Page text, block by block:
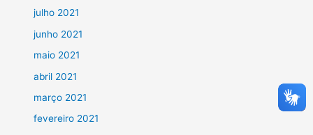
julho 2021
junho 2021
maio 2021
abril 2021
março 2021
fevereiro 2021